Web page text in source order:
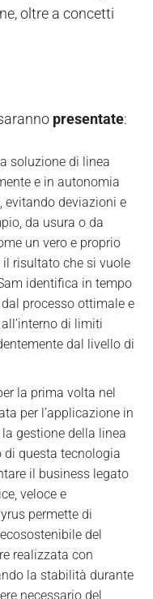
oltre a concetti
presentate:
soluzione di linea
e in autonomia
evitando deviazioni e
da usura o da
un vero e proprio
risultato che si vuole
identifica in tempo
processo ottimale e
di limiti
dal livello di
la prima volta nel
per l’applicazione in
gestione della linea
di questa tecnologia
il business legato
veloce e
permette di
del
realizzata con
la stabilità durante
necessario del